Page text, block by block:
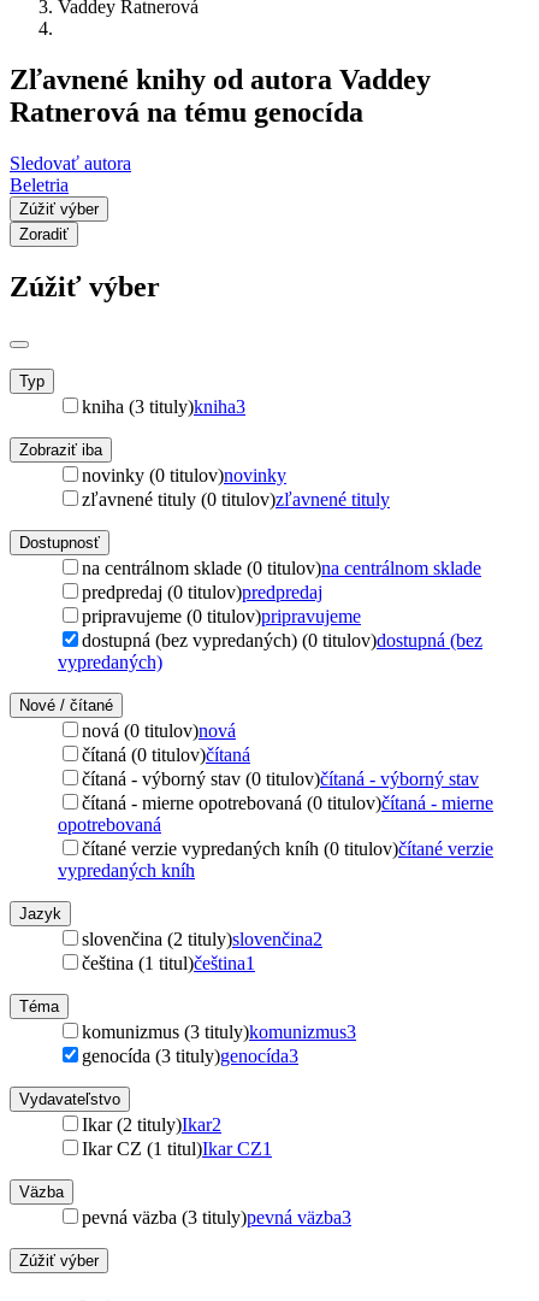
Vaddey Ratnerová
Zľavnené knihy od autora Vaddey
Ratnerová na tému genocída
Sledovať autora
Beletria
Zúžiť výber
Zoradiť
Zúžiť výber
Typ
kniha (3 tituly)kniha3
Zobraziť iba
novinky (0 titulov)novinky
zľavnené tituly (0 titulov)zľavnené tituly
Dostupnosť
na centrálnom sklade (0 titulov)na centrálnom sklade
predpredaj (0 titulov)predpredaj
pripravujeme (0 titulov)pripravujeme
dostupná (bez vypredaných) (0 titulov)dostupná (bez
vypredaných)
Nové / čítané
nová (0 titulov)nová
čítaná (0 titulov)čítaná
čítaná - výborný stav (0 titulov)čítaná - výborný stav
čítaná - mierne opotrebovaná (0 titulov)čítaná - mierne
opotrebovaná
čítané verzie vypredaných kníh (0 titulov)čítané verzie
vypredaných kníh
Jazyk
slovenčina (2 tituly)slovenčina2
čeština (1 titul)čeština1
Téma
komunizmus (3 tituly)komunizmus3
genocída (3 tituly)genocída3
Vydavateľstvo
Ikar (2 tituly)Ikar2
Ikar CZ (1 titul)Ikar CZ1
Väzba
pevná väzba (3 tituly)pevná väzba3
Zúžiť výber